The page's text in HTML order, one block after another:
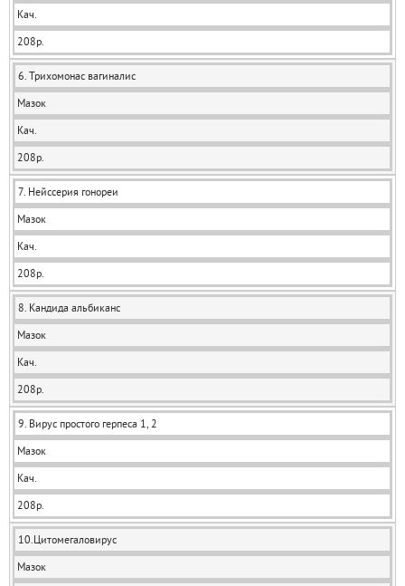
Кач.
208р.
6. Трихомонас вагиналис
Мазок
Кач.
208р.
7. Нейссерия гонореи
Мазок
Кач.
208р.
8. Кандида альбиканс
Мазок
Кач.
208р.
9. Вирус простого герпеса 1, 2
Мазок
Кач.
208р.
10.Цитомегаловирус
Мазок